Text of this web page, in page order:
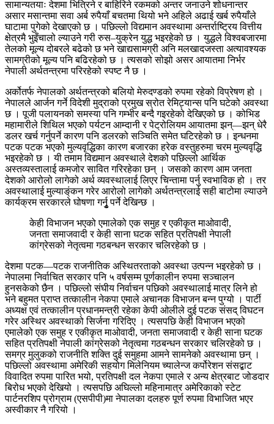
सामान्यतयाः देशमा भित्रिने र बाहिरिने रकमको अन्तर जनाउने शोधनान्तर
असार मसान्तमा सवा अर्ब रुपैयाँ बचतमा थियो भने अहिले अढाई खर्ब रुपैयाँले
घाटामा पुगेको देखाएको छ । पछिल्लो विद्यमान अवस्थामा अन्तर्राष्ट्रिय वित्तीय
क्षेत्रमै भुइँचालो ल्याउने गरी रुस–युक्रेन युद्ध भइरहेको छ । युद्धले विश्वबजारमा
तेलको मूल्य दोबरले बढेको छ भने खाद्यसामग्री अनि मलखादजस्ता अत्यावश्यक
सामग्रीको मूल्य पनि बढिरहेको छ । त्यसको सोझो असर आयातमा निर्भर
नेपाली अर्थतन्त्रमा परिरहेको स्पष्ट नै छ ।
अर्कोतर्फ नेपालको अर्थतन्त्रको बलियो मेरुदण्डको रुपमा रहेको विप्रेषण हो ।
नेपालले आर्जन गर्ने विदेशी मुद्राको प्रमुख स्रोत रेमिट्यान्स पनि घटेको अवस्था
छ । पूजी पलायनको समस्या पनि गम्भीर बन्दै गइरहेको देखिएको छ । कोभिड
महामारीले शिथिल भएको पर्यटन आम्दानी र पेट्रोलियम आयातमा झन्—झन् धेरै
डलर खर्च गर्नुपर्ने कारण पनि डलरको सञ्चिति समेत घटिरहेको छ । इन्धनमा
पटक पटक भएको मुल्यवृद्धिका कारण बजारका हरेक वस्तुहरुमा चरम मुल्यवृद्धि
भइरहेको छ । यी तमाम विद्यमान अवस्थाले देशको पछिल्लो आर्थिक
अस्तव्यस्तालाई कमजोर सावित गरिरहेका छन् । जसको कारण आम जनता
देशको आरोलो लागेको अर्थ व्यवस्थालाई लिएर चिन्तामा पर्नु स्वभाविक हो । तर
अवस्थालाई मुल्याङ्ंकन गरेर आरोलो लागेको अर्थतन्त्रलाई सही बाटोमा ल्याउने
कार्यक्रम सरकारले घोषणा गर्नुृृ पर्ने देखिन्छ ।
केही विभाजन भएको एमालेको एक समुह र एकीकृत माओवादी,
जनता समाजवादी र केही साना घटक सहित प्रतिपक्षी नेपाली
कांग्रेसको नेतृत्वमा गठबन्धन सरकार चलिरहेको छ ।
देशमा पटक—पटक राजनीतिक अस्थितरताको अवस्था उत्पन्न भइरहेको छ ।
नेपालमा निर्वाचित सरकार पनि ५ वर्षसम्म पूर्णकालीन रुपमा सञ्चालन
हुनसकेको छैन । पछिल्लो संघीय निर्वाचन पछिको अवस्थालाई मात्र लिने हो
भने बहुमत प्राप्त तत्कालीन नेकपा एमाले अचानक विभाजन बन्न पुग्यो । पार्टी
अध्यक्ष एवं तत्कालीन प्रधानमन्त्री रहेका केपी ओलीले दुई पटक संसद् विघटन
गरेर अस्थिर अवस्थाको सिर्जना गरिदिए । त्यसपछि केही विभाजन भएको
एमालेको एक समुह र एकीकृत माओवादी, जनता समाजवादी र केही साना घटक
सहित प्रतिपक्षी नेपाली कांग्रेसको नेतृत्वमा गठबन्धन सरकार चलिरहेको छ ।
समग्र मुलुकको राजनीति शक्ति दुई समुहमा आमने सामनेको अवस्थामा छन् ।
पछिल्लो अवस्थामा अमेरिकी सहयोग मिलेनियम च्यालेन्ज कर्पोरेशन संसद्बाट
विवादित रुपमा पारित भयो, प्रतिपक्षी दल नेकपा एमाले र अन्य क्षेत्रबाट जोडदार
बिरोध भएको देखियो । त्यसपछि अघिल्लो महिनामात्र अमेरिकाको स्टेट
पार्टनरशिप प्रोग्राम (एसपीपी)मा नेपालका दलहरु पूर्ण रुपमा विभाजित भएर
अस्वीकार नै गरियो ।